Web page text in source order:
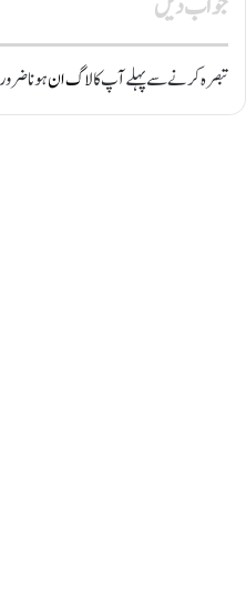
تبصرہ کرنے سے پہلے آپ کالاگ انہونا